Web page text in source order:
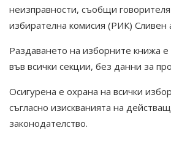
неизправности, съобщи
избирателна комисия (РИК)
Раздаването на изборните книжа
във всички секции, без данни за
Осигурена е охрана на всички
съгласно изискванията на
законодателство.